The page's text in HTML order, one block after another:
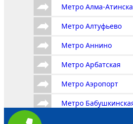
Метро Алма-
Метро Алтуфьево
Метро Аннино
Метро Арбатская
Метро Аэропорт
Метро